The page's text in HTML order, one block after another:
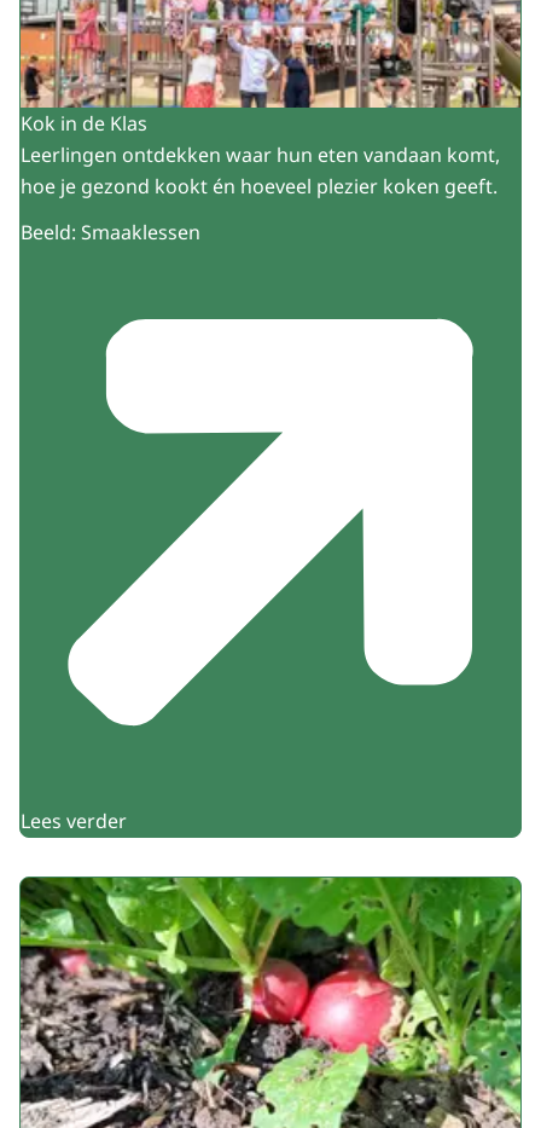
Kok in de Klas
Leerlingen ontdekken waar hun eten vandaan komt,
hoe je gezond kookt én hoeveel plezier koken geeft.
Beeld: Smaaklessen
Lees verder